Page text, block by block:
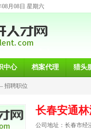
08月08日 星期六
中心 档案代理 猎头
招聘职位
长春安通
公司地址：长春市经